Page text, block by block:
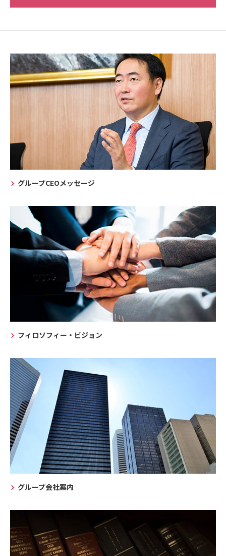
グループCEOメッセージ
フィロソフィー・ビジョン
グループ会社案内